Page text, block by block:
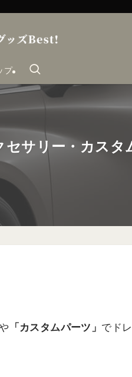
プ
サリー・カスタ
「カスタムパーツ」 でド